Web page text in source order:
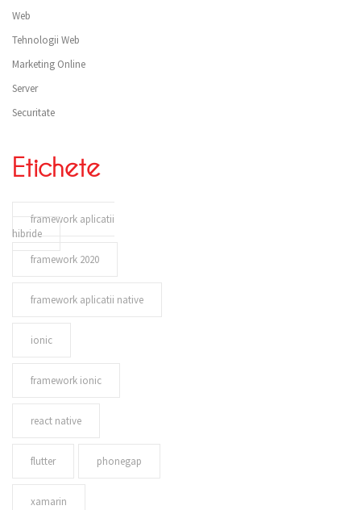
Web
Tehnologii Web
Marketing Online
Server
Securitate
Etichete
framework aplicatii
hibride
framework 2020
framework aplicatii native
ionic
framework ionic
react native
flutter phonegap
xamarin